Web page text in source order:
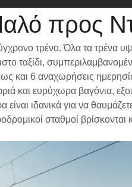
προς
τρένο. Όλα τα τρένα
ταξίδι,
και 6 αναχωρήσεις
και ευρύχωρα βαγόνια,
ιδανικά για να
σταθμοί βρίσκονται